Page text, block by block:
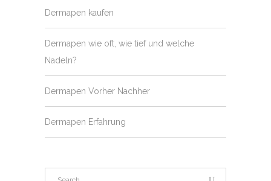
Dermapen kaufen
Dermapen wie oft, wie tief und welche
Nadeln?
Dermapen Vorher Nachher
Dermapen Erfahrung